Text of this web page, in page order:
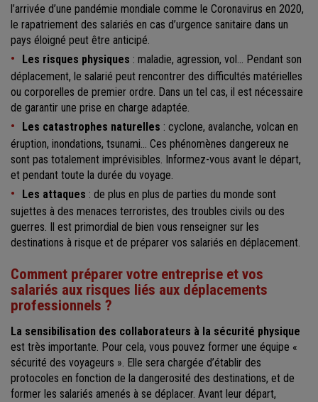
l’arrivée d’une pandémie mondiale comme le Coronavirus en 2020,
le rapatriement des salariés en cas d’urgence sanitaire dans un
pays éloigné peut être anticipé.
Les risques physiques : maladie, agression, vol… Pendant son
déplacement, le salarié peut rencontrer des difficultés matérielles
ou corporelles de premier ordre. Dans un tel cas, il est nécessaire
de garantir une prise en charge adaptée.
Les catastrophes naturelles : cyclone, avalanche, volcan en
éruption, inondations, tsunami… Ces phénomènes dangereux ne
sont pas totalement imprévisibles. Informez-vous avant le départ,
et pendant toute la durée du voyage.
Les attaques : de plus en plus de parties du monde sont
sujettes à des menaces terroristes, des troubles civils ou des
guerres. Il est primordial de bien vous renseigner sur les
destinations à risque et de préparer vos salariés en déplacement.
Comment préparer votre entreprise et vos
salariés aux risques liés aux déplacements
professionnels ?
La sensibilisation des collaborateurs à la sécurité physique
est très importante. Pour cela, vous pouvez former une équipe «
sécurité des voyageurs ». Elle sera chargée d’établir des
protocoles en fonction de la dangerosité des destinations, et de
former les salariés amenés à se déplacer. Avant leur départ,